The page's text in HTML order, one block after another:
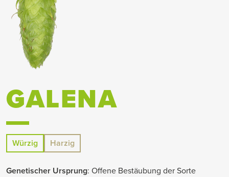
GALENA
Würzig Harzig
Genetischer Ursprung: Offene Bestäubung der Sorte